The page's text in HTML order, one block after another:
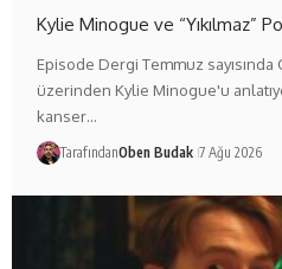
Kylie Minogue ve “Yıkılmaz”
Episode Dergi Temmuz
üzerinden Kylie Minogue'u
kanser…
TarafındanOben Budak 7 Ağu 2026